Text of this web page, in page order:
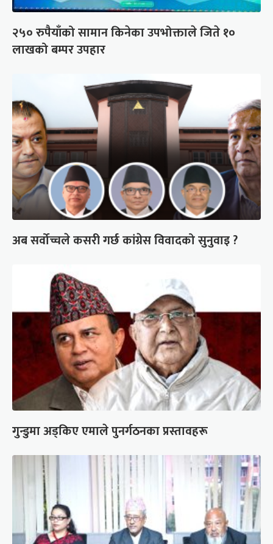
२५० रुपैयाँको सामान किनेका उपभोक्ताले जिते १०
लाखको बम्पर उपहार
अब सर्वोच्चले कसरी गर्छ कांग्रेस विवादको सुनुवाइ ?
गुन्डुमा अड्किए एमाले पुनर्गठनका प्रस्तावहरू